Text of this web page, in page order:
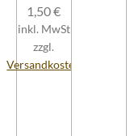
1,50 €
inkl. MwSt
zzgl.
Versandkosten